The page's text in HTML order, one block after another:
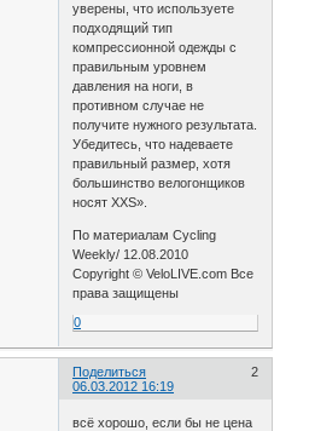
уверены, что используете
подходящий тип
компрессионной одежды с
правильным уровнем
давления на ноги, в
противном случае не
получите нужного результата.
Убедитесь, что надеваете
правильный размер, хотя
большинство велогонщиков
носят XXS».
По материалам Cycling
Weekly/ 12.08.2010
Copyright © VeloLIVE.com Все
права защищены
0
Поделиться
2
06.03.2012 16:19
всё хорошо, если бы не цена